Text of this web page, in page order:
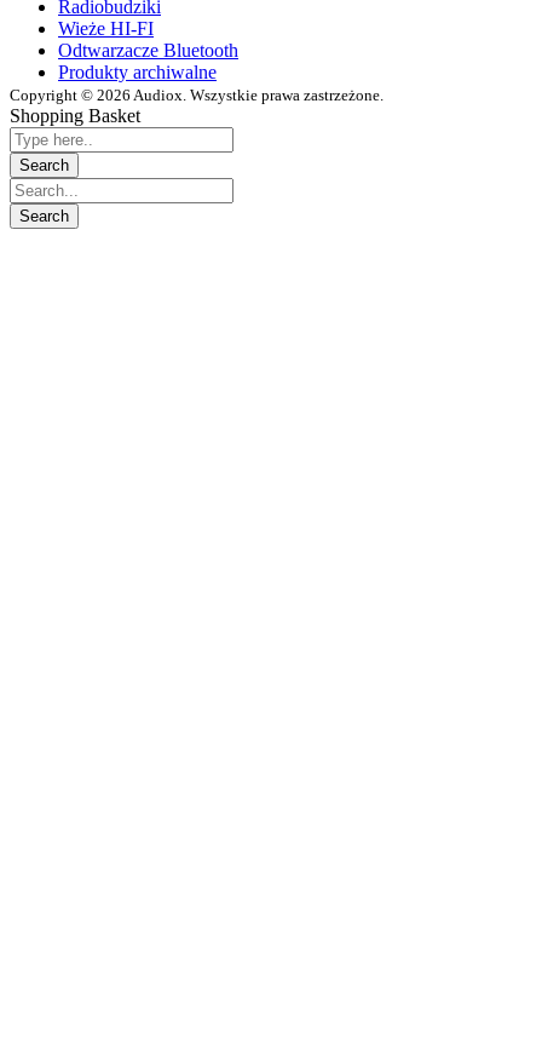
Radiobudziki
Wieże HI-FI
Odtwarzacze Bluetooth
Produkty archiwalne
Copyright © 2026 Audiox. Wszystkie prawa zastrzeżone.
Shopping Basket